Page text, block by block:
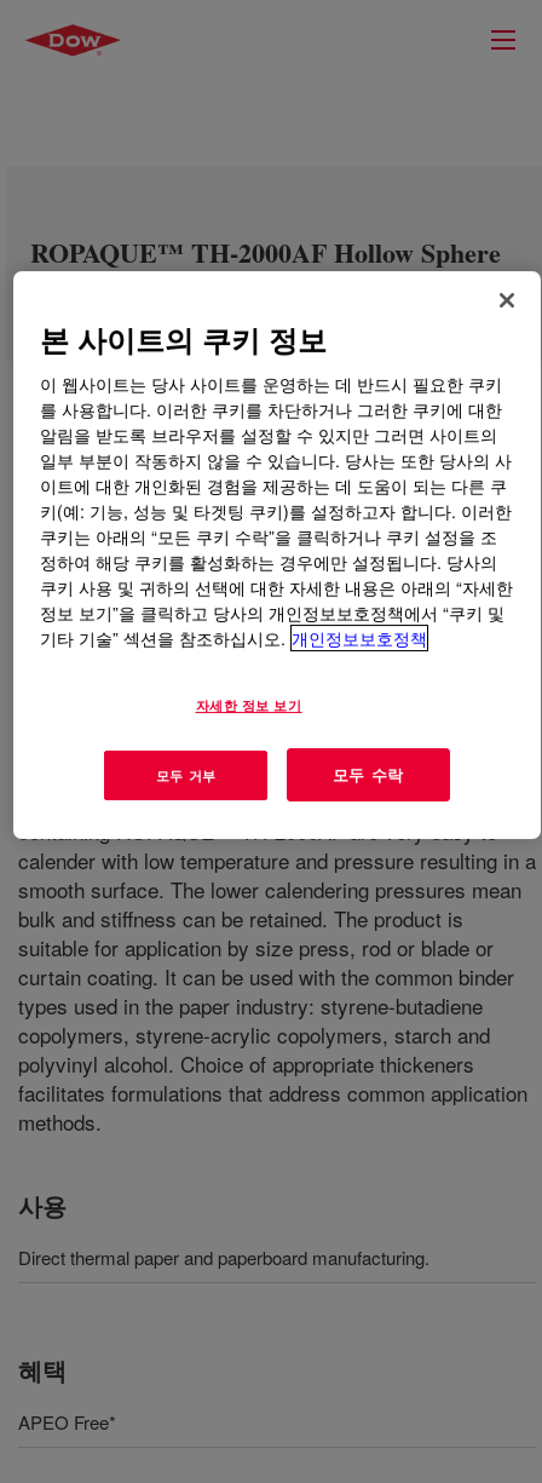
ROPAQUE™ TH-2000AF Hollow Sphere
Pigment
무엇입니까 ROPAQUE™ TH-2000AF Hollow Sphere
Pigment?
hollow water filled core. Upon drying the water
evaporates leaving an air filled void which provides
opacity and excellent insulation properties. The
polymeric nature of the shell means that paper coatings
containing ROPAQUE™ TH-2000AF are very easy to
calender with low temperature and pressure resulting in a
smooth surface. The lower calendering pressures mean
bulk and stiffness can be retained. The product is
suitable for application by size press, rod or blade or
curtain coating. It can be used with the common binder
types used in the paper industry: styrene-butadiene
copolymers, styrene-acrylic copolymers, starch and
polyvinyl alcohol. Choice of appropriate thickeners
facilitates formulations that address common application
methods.
사용
Direct thermal paper and paperboard manufacturing.
혜택
APEO Free*
본 사이트의 쿠키 정보
이 웹사이트는 당사 사이트를 운영하는 데 반드시 필요한 쿠키
를 사용합니다. 이러한 쿠키를 차단하거나 그러한 쿠키에 대한
알림을 받도록 브라우저를 설정할 수 있지만 그러면 사이트의
일부 부분이 작동하지 않을 수 있습니다. 당사는 또한 당사의 사
이트에 대한 개인화된 경험을 제공하는 데 도움이 되는 다른 쿠
키(예: 기능, 성능 및 타겟팅 쿠키)를 설정하고자 합니다. 이러한
쿠키는 아래의 “모든 쿠키 수락”을 클릭하거나 쿠키 설정을 조
정하여 해당 쿠키를 활성화하는 경우에만 설정됩니다. 당사의
쿠키 사용 및 귀하의 선택에 대한 자세한 내용은 아래의 “자세한
정보 보기”을 클릭하고 당사의 개인정보보호정책에서 “쿠키 및
기타 기술” 섹션을 참조하십시오. 개인정보보호정책
자세한 정보 보기
모두 거부 모두 수락